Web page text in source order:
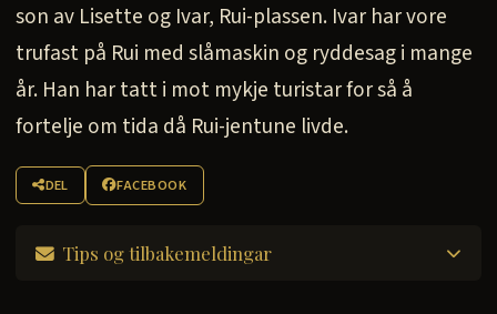
son av Lisette og Ivar, Rui-plassen. Ivar har vore
trufast på Rui med slåmaskin og ryddesag i mange
år. Han har tatt i mot mykje turistar for så å
fortelje om tida då Rui-jentune livde.
DEL FACEBOOK
Tips og tilbakemeldingar